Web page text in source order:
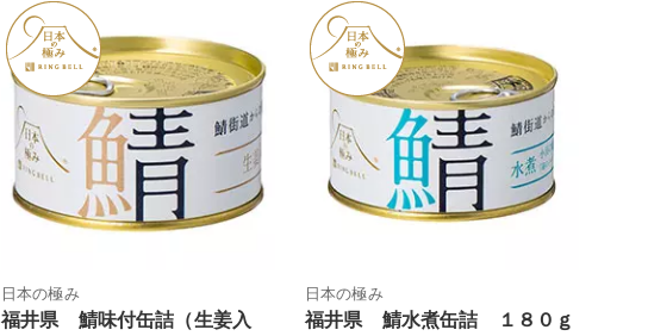
日本の極み
福井県 鯖味付缶詰（生姜入
日本の極み
福井県 鯖水煮缶詰 １８０ｇ